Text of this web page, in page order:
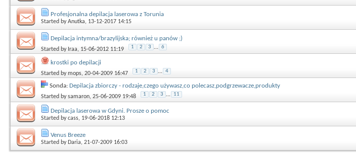
Profesjonalna depilacja laserowa z Torunia
Started byAnutka, 13-12-2017 14:15
Depilacja intymna/brazylijska; również u panów ;)
Started by Iraa, 15-06-2012 11:19 1 2 3 ... 6
krostki po depilacji
Started bymops, 20-04-2009 16:47 1 2 3 ... 4
Sonda: Depilacja zbiorczy - rodzaje,czego używasz,co polecasz,podgrzewacze,produkty
Started bysamaron, 25-06-2009 19:48 1 2 3 ... 11
Depilacja laserowa w Gdyni. Prosze o pomoc
Started bycass, 19-06-2018 12:13
Venus Breeze
Started by Daria, 21-07-2009 16:03